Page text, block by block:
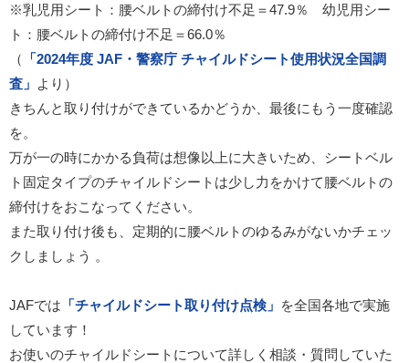
※乳児用シート： 腰ベルトの締付け不足＝47.9％ 幼児用シー
ト： 腰ベルトの締付け不足＝66.0％
（
「2024年度 JAF ・警察庁 チャイルドシート使用状況全国調
査」 より）
きちんと取り付けができているかどうか、最後にもう一度確認
を。
万が一の時にかかる負荷は想像以上に大きいため、 シートベル
ト固定タイプのチャイルドシートは少し力をかけて腰ベルトの
締付けをおこなってください。
また取り付け後も、定期的に腰ベルトのゆるみがないかチェッ
クしましょう 。
JAFでは 「チャイルドシート取り付け点検」 を全国各地で実施
しています！
お使いのチャイルドシートについて詳しく相談・質問していた